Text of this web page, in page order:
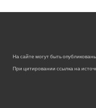
На сайте могут быть
При цитировании ссылка на